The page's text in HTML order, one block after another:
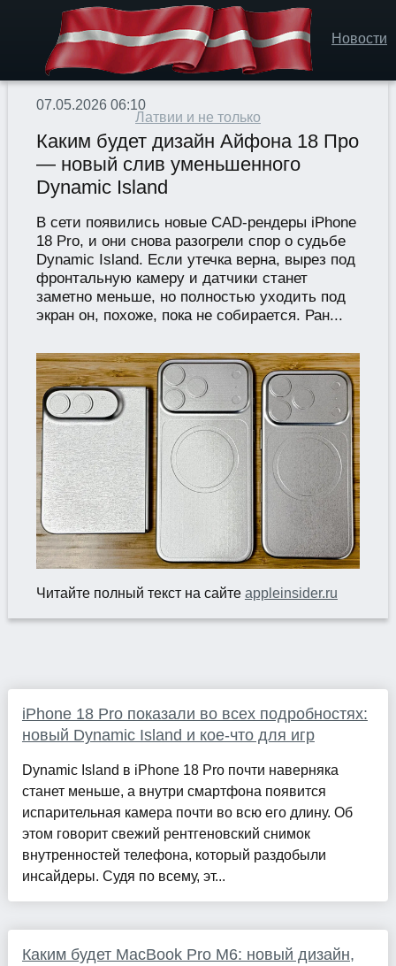
Новости
Латвии и не только
07.05.2026 06:10
Каким будет дизайн Айфона 18 Про
— новый слив уменьшенного
Dynamic Island
В сети появились новые CAD-рендеры iPhone
18 Pro, и они снова разогрели спор о судьбе
Dynamic Island. Если утечка верна, вырез под
фронтальную камеру и датчики станет
заметно меньше, но полностью уходить под
экран он, похоже, пока не собирается. Ран...
Читайте полный текст на сайте appleinsider.ru
iPhone 18 Pro показали во всех подробностях:
новый Dynamic Island и кое-что для игр
Dynamic Island в iPhone 18 Pro почти наверняка
станет меньше, а внутри смартфона появится
испарительная камера почти во всю его длину. Об
этом говорит свежий рентгеновский снимок
внутренностей телефона, который раздобыли
инсайдеры. Судя по всему, эт...
Каким будет MacBook Pro M6: новый дизайн,